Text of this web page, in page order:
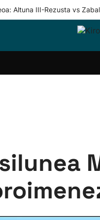
Altuna III-Rezusta vs
Taldeak